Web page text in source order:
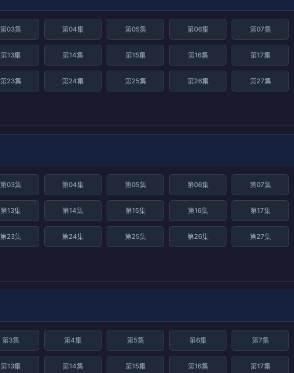
第03集 第04集 第05集 第06集 第07集
第13集 第14集 第15集 第16集 第17集
第23集 第24集 第25集 第26集 第27集
第03集 第04集 第05集 第06集 第07集
第13集 第14集 第15集 第16集 第17集
第23集 第24集 第25集 第26集 第27集
第3集 第4集 第5集 第6集 第7集
第13集 第14集 第15集 第16集 第17集